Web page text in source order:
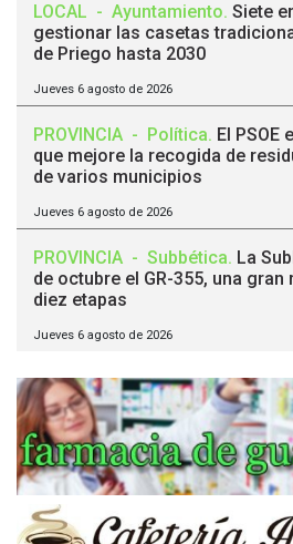
LOCAL - Ayuntamiento. Siete
gestionar las casetas
de Priego hasta 2030
Jueves 6 agosto de 2026
PROVINCIA - Política. El PSOE
que mejore la recogida de
de varios municipios
Jueves 6 agosto de 2026
PROVINCIA - Subbética. La
de octubre el GR-355, una
diez etapas
Jueves 6 agosto de 2026